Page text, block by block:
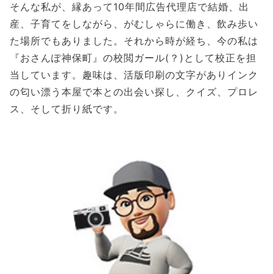
そんな私が、縁あって10年間広告代理店で結婚、出
産、子育てをしながら、がむしゃらに働き、飲み歩い
た場所でもありました。それから時が経ち、今の私は
『おさんぽ神保町』の校閲ガール(？)として校正を担
当しています。趣味は、活版印刷の文字がありインク
の匂い漂う本屋で本との出会い探し、クイズ、プロレ
ス、そして折り紙です。